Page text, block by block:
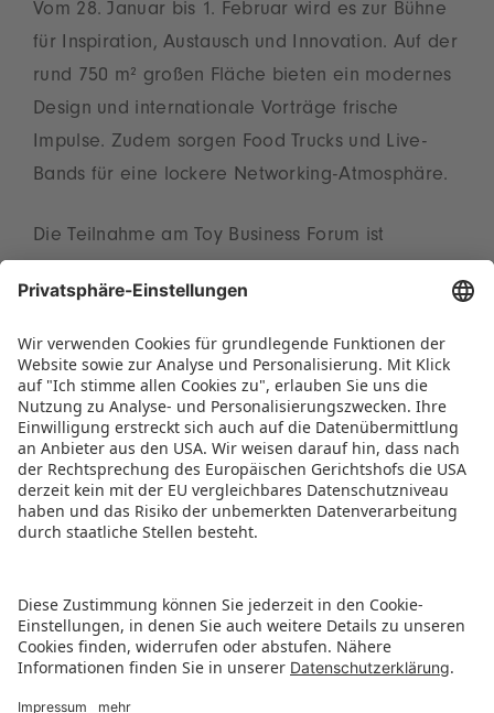
Vom 28. Januar bis 1. Februar wird es zur Bühne
für Inspiration, Austausch und Innovation. Auf der
rund 750 m² großen Fläche bieten ein modernes
Design und internationale Vorträge frische
Impulse. Zudem sorgen Food Trucks und Live-
Bands für eine lockere Networking-Atmosphäre.
Die Teilnahme am Toy Business Forum ist
erforderlich. Alle Vorträge werden simultan auf
Deutsch/Englisch angeboten. Das komplette
Programm des Toy Business Forum ist
unter www.spielwarenmesse.de/toybusinessforum
zu finden.
PRESSEMITTEILUNG ALS PDF HERUNTERLADEN